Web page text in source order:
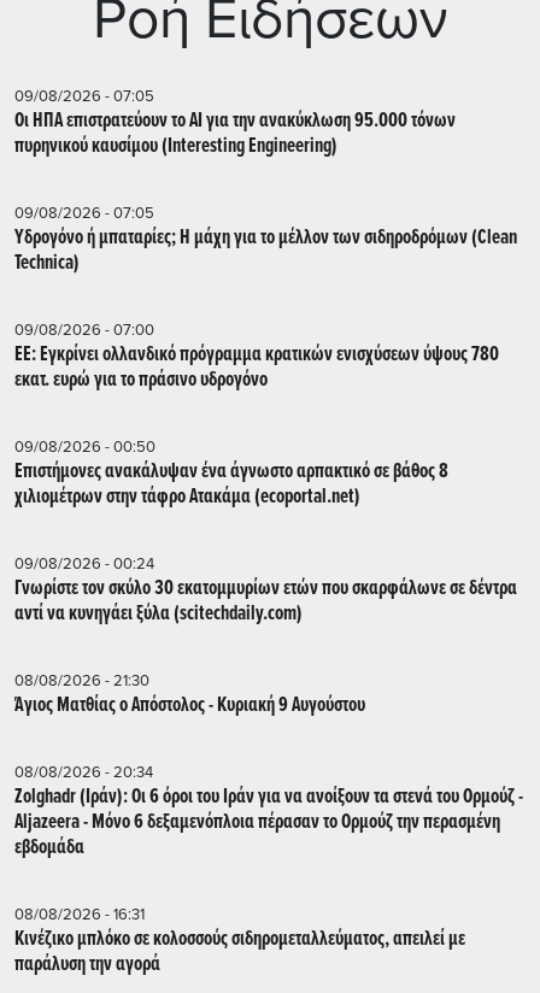
Ρoή Ειδήσεων
09/08/2026 - 07:05
Οι ΗΠΑ επιστρατεύουν το AI για την ανακύκλωση 95.000 τόνων
πυρηνικού καυσίμου (Interesting Engineering)
09/08/2026 - 07:05
Υδρογόνο ή μπαταρίες; Η μάχη για το μέλλον των σιδηροδρόμων (Clean
Technica)
09/08/2026 - 07:00
ΕΕ: Εγκρίνει ολλανδικό πρόγραμμα κρατικών ενισχύσεων ύψους 780
εκατ. ευρώ για το πράσινο υδρογόνο
09/08/2026 - 00:50
Επιστήμονες ανακάλυψαν ένα άγνωστο αρπακτικό σε βάθος 8
χιλιομέτρων στην τάφρο Ατακάμα (ecoportal.net)
09/08/2026 - 00:24
Γνωρίστε τον σκύλο 30 εκατομμυρίων ετών που σκαρφάλωνε σε δέντρα
αντί να κυνηγάει ξύλα (scitechdaily.com)
08/08/2026 - 21:30
Άγιος Ματθίας ο Απόστολος - Κυριακή 9 Αυγούστου
08/08/2026 - 20:34
Zolghadr (Ιράν): Οι 6 όροι του Ιράν για να ανοίξουν τα στενά του Ορμούζ -
Aljazeera - Mόνο 6 δεξαμενόπλοια πέρασαν το Ορμούζ την περασμένη
εβδομάδα
08/08/2026 - 16:31
Κινέζικο μπλόκο σε κολοσσούς σιδηρομεταλλεύματος, απειλεί με
παράλυση την αγορά